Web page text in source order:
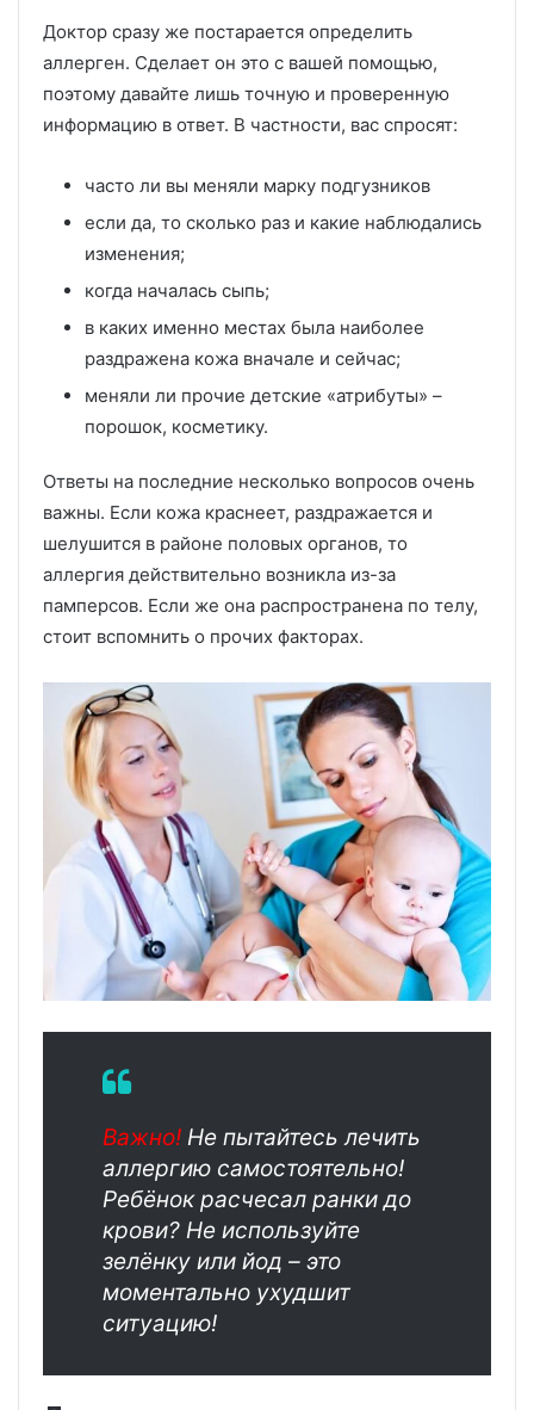
Доктор сразу же постарается определить
аллерген. Сделает он это с вашей помощью,
поэтому давайте лишь точную и проверенную
информацию в ответ. В частности, вас спросят:
часто ли вы меняли марку подгузников
если да, то сколько раз и какие наблюдались
изменения;
когда началась сыпь;
в каких именно местах была наиболее
раздражена кожа вначале и сейчас;
меняли ли прочие детские «атрибуты» –
порошок, косметику.
Ответы на последние несколько вопросов очень
важны. Если кожа краснеет, раздражается и
шелушится в районе половых органов, то
аллергия действительно возникла из-за
памперсов. Если же она распространена по телу,
стоит вспомнить о прочих факторах.
Важно! Не пытайтесь лечить
аллергию самостоятельно!
Ребёнок расчесал ранки до
крови? Не используйте
зелёнку или йод – это
моментально ухудшит
ситуацию!